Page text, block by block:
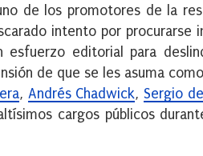
de los promotores de la
intento por procurarse
editorial para
de que se les asuma
, Andrés Chadwick,Sergio
cargos públicos